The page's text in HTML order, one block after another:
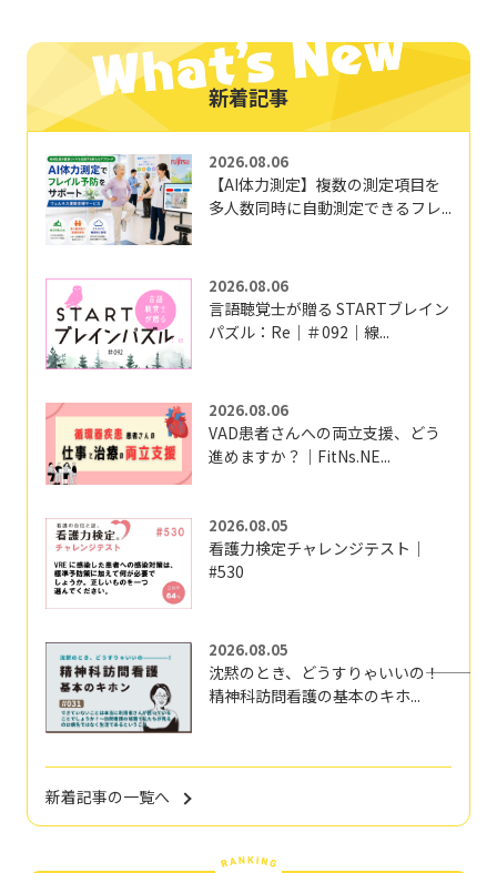
新着記事
2026.08.06
【AI体力測定】複数の測定項目を
多人数同時に自動測定できるフレ...
2026.08.06
言語聴覚士が贈る STARTブレイン
パズル：Re｜＃092｜線...
2026.08.06
VAD患者さんへの両立支援、どう
進めますか？｜FitNs.NE...
2026.08.05
看護力検定チャレンジテスト｜
#530
2026.08.05
沈黙のとき、どうすりゃいいの―――！
精神科訪問看護の基本のキホ...
新着記事の一覧へ